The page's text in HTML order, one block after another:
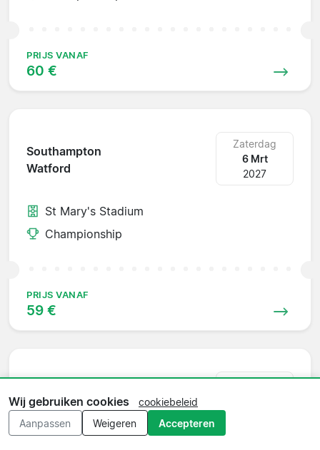
PRIJS VANAF
60 €
Southampton
Watford
Zaterdag
6 Mrt
2027
St Mary's Stadium
Championship
PRIJS VANAF
59 €
Derby
Wij gebruiken cookies
cookiebeleid
Aanpassen
Weigeren Accepteren